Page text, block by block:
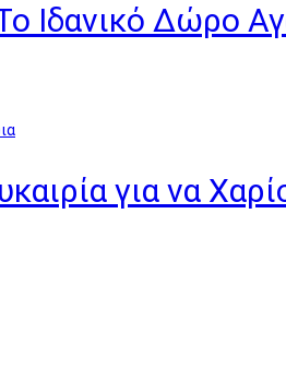
Ιδανικό Δώρο
για να